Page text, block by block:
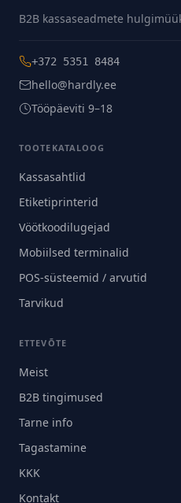
B2B kassaseadmete
+372 5351 8484
hello@hardly.ee
Tööpäeviti 9–18
TOOTEKATALOOG
Kassasahtlid
Etiketiprinterid
Vöötkoodilugejad
Mobiilsed terminalid
POS-süsteemid / arvutid
Tarvikud
ETTEVÕTE
Meist
B2B tingimused
Tarne info
Tagastamine
KKK
Kontakt